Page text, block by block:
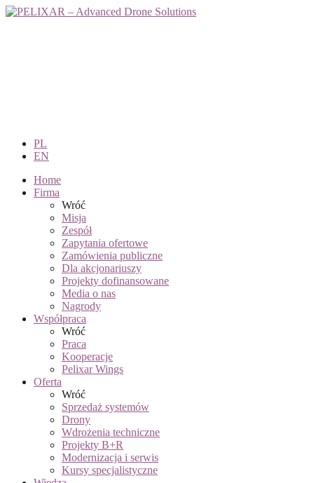
PL
EN
Home
Firma
Wróć
Misja
Zespół
Zapytania ofertowe
Zamówienia publiczne
Dla akcjonariuszy
Projekty dofinansowane
Media o nas
Nagrody
Współpraca
Wróć
Praca
Kooperacje
Pelixar Wings
Oferta
Wróć
Sprzedaż systemów
Drony
Wdrożenia techniczne
Projekty B+R
Modernizacja i serwis
Kursy specjalistyczne